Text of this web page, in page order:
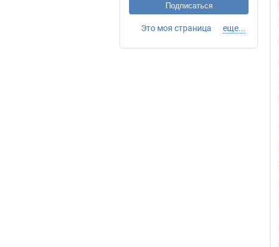
Подписаться
Это моя страница еще...